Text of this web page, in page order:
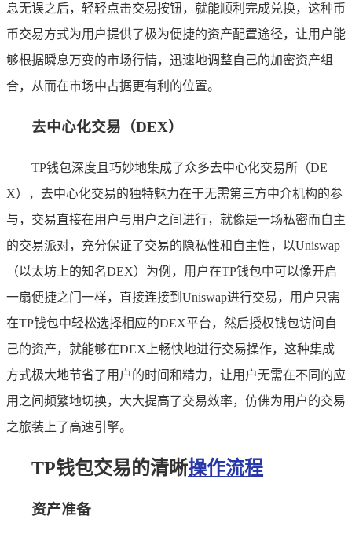
息无误之后，轻轻点击交易按钮，就能顺利完成兑换，这种币
币交易方式为用户提供了极为便捷的资产配置途径，让用户能
够根据瞬息万变的市场行情，迅速地调整自己的加密资产组
合，从而在市场中占据更有利的位置。
去中心化交易（DEX）
TP钱包深度且巧妙地集成了众多去中心化交易所（DE
X），去中心化交易的独特魅力在于无需第三方中介机构的参
与，交易直接在用户与用户之间进行，就像是一场私密而自主
的交易派对，充分保证了交易的隐私性和自主性，以Uniswap
（以太坊上的知名DEX）为例，用户在TP钱包中可以像开启
一扇便捷之门一样，直接连接到Uniswap进行交易，用户只需
在TP钱包中轻松选择相应的DEX平台，然后授权钱包访问自
己的资产，就能够在DEX上畅快地进行交易操作，这种集成
方式极大地节省了用户的时间和精力，让用户无需在不同的应
用之间频繁地切换，大大提高了交易效率，仿佛为用户的交易
之旅装上了高速引擎。
TP钱包交易的清晰操作流程
资产准备